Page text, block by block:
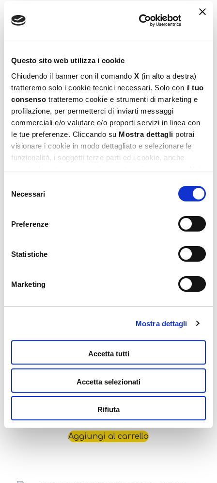
Questo sito web utilizza i cookie
Chiudendo il banner con il comando X (in alto a destra)
tratteremo solo i cookie tecnici necessari. Solo con il tuo
consenso tratteremo cookie e strumenti di marketing e
profilazione, per permetterci di inviarti messaggi
commerciali e/o valutare e/o proporti servizi in linea con
le tue preferenze. Cliccando su Mostra dettagli potrai
visionare i cookie in modo dettagliato e selezionare le
funzionalità, i soggetti terze parti ed i cookie, anche
eventualmente raggruppati per categorie omogenee. Nel
Privacy e Cookie Policy,
dove potrai avere maggiori
informazioni e modificare le tue scelte. Potrai verificare e
modificare i tuoi consensi anche cliccando sul simbolo
della graffetta presente su ogni pagina
delNecessari
Preferenze
Statistiche
Marketing
Mostra dettagli
Accetta tutti
Accetta selezionati
Rifiuta
Carotina Gli Utilissimi Dadi Educativi
19,99€
Aggiungi al carrello
Carotina Gli Utilissimi Il Gioco Delle
Carotina Gli Utilissimi Il Mio Primo Alfabeto
10,99€
Aggiungi al carrello